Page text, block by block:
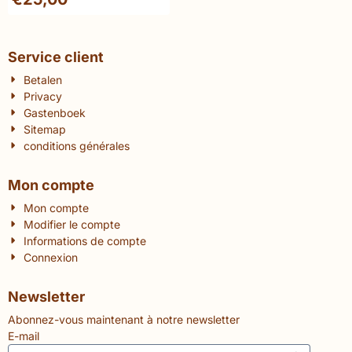
Problem and a Solution
Service client
Betalen
Privacy
Gastenboek
Sitemap
conditions générales
Mon compte
Mon compte
Modifier le compte
Informations de compte
Connexion
Newsletter
Abonnez-vous maintenant à notre newsletter
E-mail